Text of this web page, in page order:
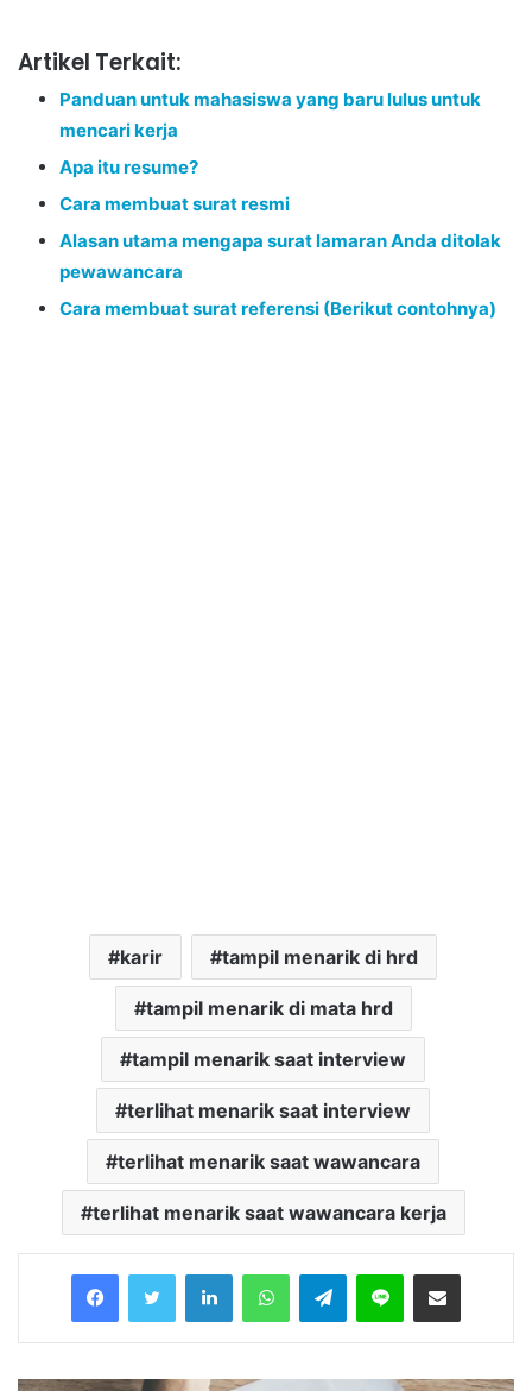
Artikel Terkait:
Panduan untuk mahasiswa yang baru lulus untuk
mencari kerja
Apa itu resume?
Cara membuat surat resmi
Alasan utama mengapa surat lamaran Anda ditolak
pewawancara
Cara membuat surat referensi (Berikut contohnya)
karir tampil menarik di hrd
tampil menarik di mata hrd
tampil menarik saat interview
terlihat menarik saat interview
terlihat menarik saat wawancara
terlihat menarik saat wawancara kerja
Telegram